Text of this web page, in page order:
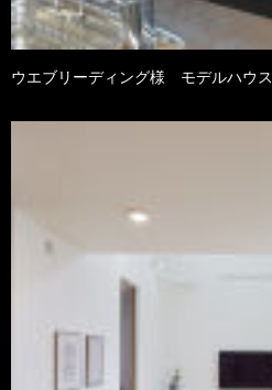
ウエブリーディング様 モデルハウス